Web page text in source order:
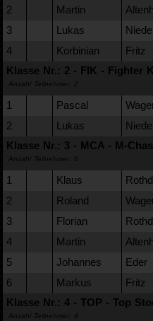
2
Martin
3
Lukas
4
Korbinian
Fritz
Klasse Nr.: 2 - FIK - Fighter
Anzahl Teilnehmer: 2
1 Pascal
2
Lukas
Klasse Nr.: 3 - MCA - M-
Anzahl Teilnehmer: 6
1 Klaus
2
Roland
3
Florian
4
Martin
5
Johannes Eder
6
Markus
Fritz
Klasse Nr.: 4 - TOP - Top
Anzahl Teilnehmer: 4